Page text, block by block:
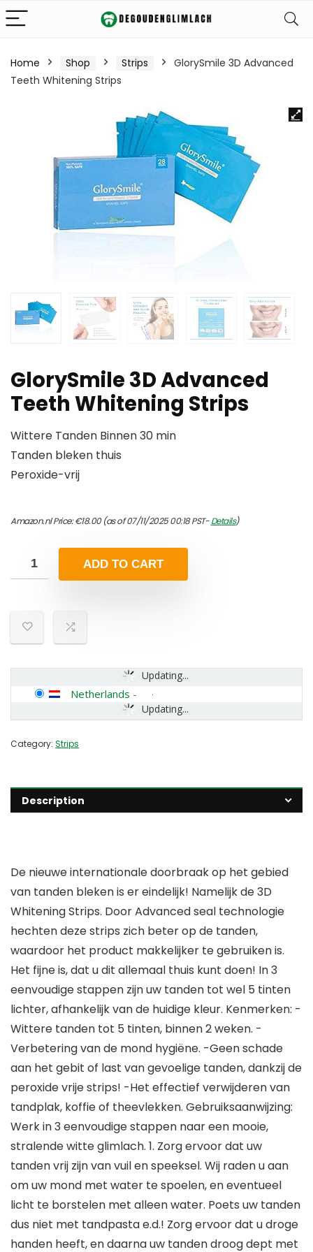
Home Shop Strips
GlorySmile 3D Advanced
Teeth Whitening Strips
GlorySmile 3D Advanced
Teeth Whitening Strips
Wittere Tanden Binnen 30 min
Tanden bleken thuis
Peroxide-vrij
Amazon.nl Price:€18.00(as of 07/11/2025 00:18 PST-Details)
ADD TO CART
Updating...
Updating...
Netherlands -
Category: Strips
Description
De nieuwe internationale doorbraak op het gebied
van tanden bleken is er eindelijk! Namelijk de 3D
Whitening Strips. Door Advanced seal technologie
hechten deze strips zich beter op de tanden,
waardoor het product makkelijker te gebruiken is.
Het fijne is, dat u dit allemaal thuis kunt doen! In 3
eenvoudige stappen zijn uw tanden tot wel 5 tinten
lichter, afhankelijk van de huidige kleur. Kenmerken: -
Wittere tanden tot 5 tinten, binnen 2 weken. -
Verbetering van de mond hygiëne. -Geen schade
aan het gebit of last van gevoelige tanden, dankzij de
peroxide vrije strips! -Het effectief verwijderen van
tandplak, koffie of theevlekken. Gebruiksaanwijzing:
Werk in 3 eenvoudige stappen naar een mooie,
stralende witte glimlach. 1. Zorg ervoor dat uw
tanden vrij zijn van vuil en speeksel. Wij raden u aan
om uw mond met water te spoelen, en eventueel
licht te borstelen met alleen water. Poets uw tanden
dus niet met tandpasta e.d.! Zorg ervoor dat u droge
handen heeft, en daarna uw tanden droog dept met